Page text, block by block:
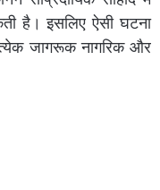
है। इसलिए ऐसी घटना
जागरूक नागरिक और